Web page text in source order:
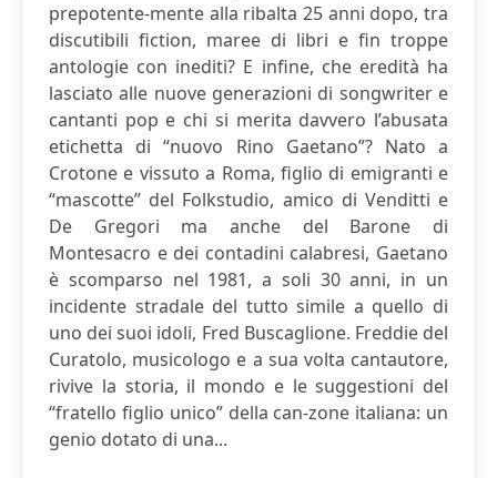
prepotente-mente alla ribalta 25 anni dopo, tra
discutibili fiction, maree di libri e fin troppe
antologie con inediti? E infine, che eredità ha
lasciato alle nuove generazioni di songwriter e
cantanti pop e chi si merita davvero l’abusata
etichetta di “nuovo Rino Gaetano”? Nato a
Crotone e vissuto a Roma, figlio di emigranti e
“mascotte” del Folkstudio, amico di Venditti e
De Gregori ma anche del Barone di
Montesacro e dei contadini calabresi, Gaetano
è scomparso nel 1981, a soli 30 anni, in un
incidente stradale del tutto simile a quello di
uno dei suoi idoli, Fred Buscaglione. Freddie del
Curatolo, musicologo e a sua volta cantautore,
rivive la storia, il mondo e le suggestioni del
“fratello figlio unico” della can-zone italiana: un
genio dotato di una...